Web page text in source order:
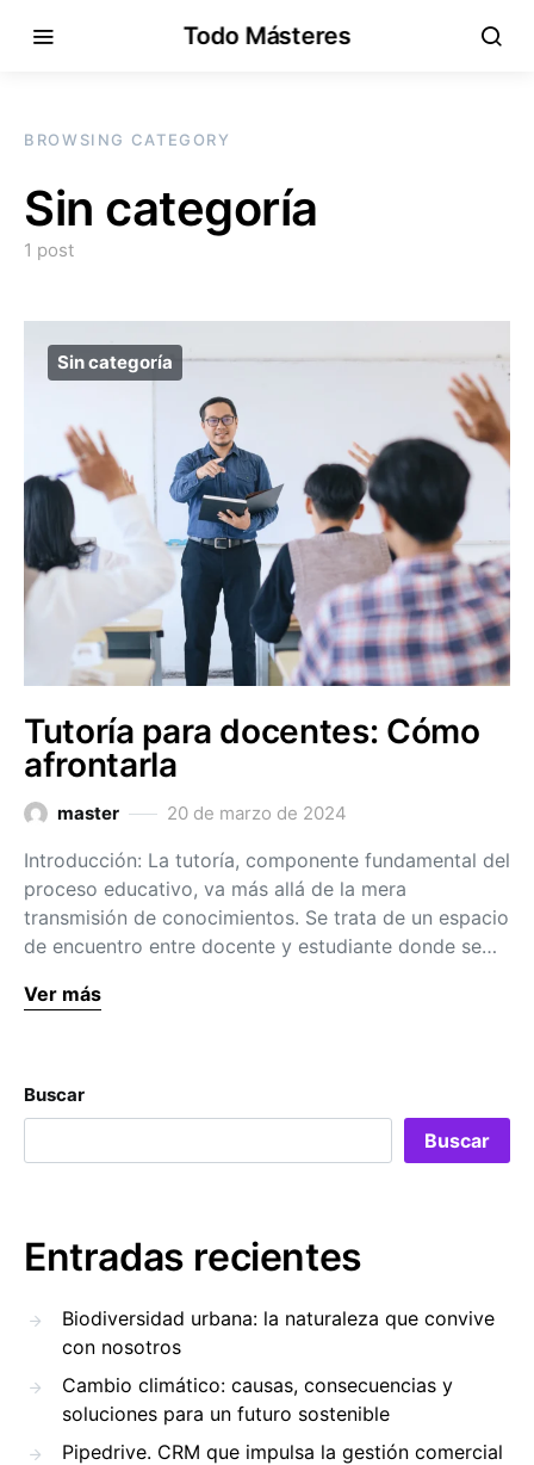
Todo Másteres
BROWSING CATEGORY
Sin categoría
1 post
Sin categoría
Tutoría para docentes: Cómo
afrontarla
master 20 de marzo de 2024
Introducción: La tutoría, componente fundamental del
proceso educativo, va más allá de la mera
transmisión de conocimientos. Se trata de un espacio
de encuentro entre docente y estudiante donde se…
Ver más
Buscar
Buscar
Entradas recientes
Biodiversidad urbana: la naturaleza que convive
con nosotros
Cambio climático: causas, consecuencias y
soluciones para un futuro sostenible
Pipedrive. CRM que impulsa la gestión comercial